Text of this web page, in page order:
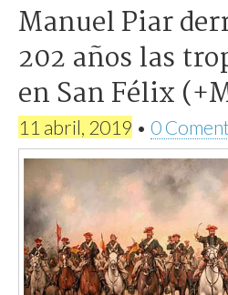
Manuel Piar
202 años las
en San Félix
11 abril, 2019 • 0